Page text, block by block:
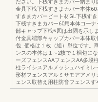
ださい。下桟すきまカバー納ま
金具下桟下桟すきまカバー本体
すきまカバービート材GL下桟す
下桟すきまカバー60用本体コー
部キャップ下桟※図は出隅を示し
付金具端部キャップカバー本体
包…価格は１枚（組）単位です。
ンスの本体は１∼2枚で１梱包に
ーズフェンスAAフェンスAA多段
柱ライシスアルメッシュハイミレ
形材フェンスアルミサモアアメ
ェンス取替え用柱防音フェンスす